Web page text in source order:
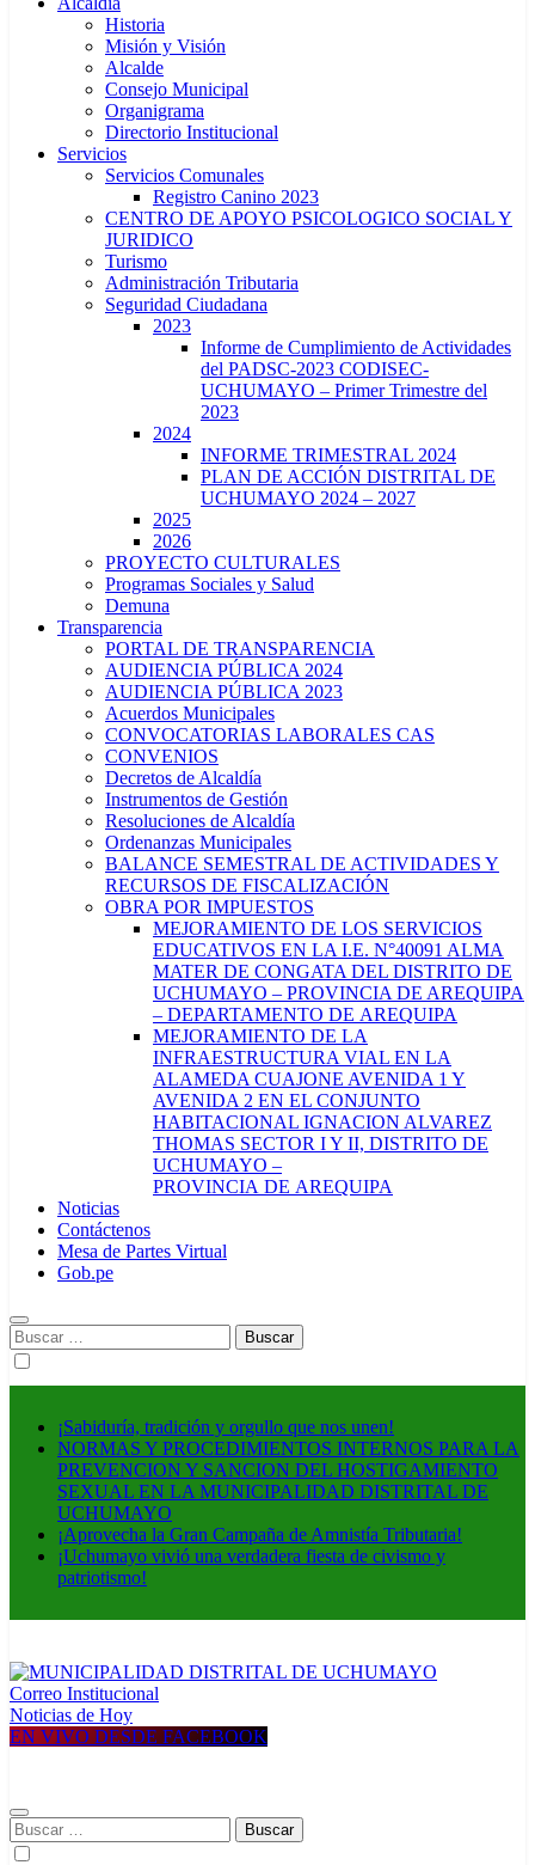
Historia
Misión y Visión
Alcalde
Consejo Municipal
Organigrama
Directorio Institucional
Servicios
Servicios Comunales
Registro Canino 2023
CENTRO DE APOYO PSICOLOGICO SOCIAL Y
JURIDICO
Turismo
Administración Tributaria
Seguridad Ciudadana
2023
Informe de Cumplimiento de Actividades
del PADSC-2023 CODISEC-
UCHUMAYO – Primer Trimestre del
2023
2024
INFORME TRIMESTRAL 2024
PLAN DE ACCIÓN DISTRITAL DE
UCHUMAYO 2024 – 2027
2025
2026
PROYECTO CULTURALES
Programas Sociales y Salud
Demuna
Transparencia
PORTAL DE TRANSPARENCIA
AUDIENCIA PÚBLICA 2024
AUDIENCIA PÚBLICA 2023
Acuerdos Municipales
CONVOCATORIAS LABORALES CAS
CONVENIOS
Decretos de Alcaldía
Instrumentos de Gestión
Resoluciones de Alcaldía
Ordenanzas Municipales
BALANCE SEMESTRAL DE ACTIVIDADES Y
RECURSOS DE FISCALIZACIÓN
OBRA POR IMPUESTOS
MEJORAMIENTO DE LOS SERVICIOS
EDUCATIVOS EN LA I.E. N°40091 ALMA
MATER DE CONGATA DEL DISTRITO DE
UCHUMAYO – PROVINCIA DE AREQUIPA
– DEPARTAMENTO DE AREQUIPA
MEJORAMIENTO DE LA
INFRAESTRUCTURA VIAL EN LA
ALAMEDA CUAJONE AVENIDA 1 Y
AVENIDA 2 EN EL CONJUNTO
HABITACIONAL IGNACION ALVAREZ
THOMAS SECTOR I Y II, DISTRITO DE
UCHUMAYO –
PROVINCIA DE AREQUIPA
Noticias
Contáctenos
Mesa de Partes Virtual
Gob.pe
Buscar:
¡Sabiduría, tradición y orgullo que nos unen!
NORMAS Y PROCEDIMIENTOS INTERNOS PARA LA
PREVENCION Y SANCION DEL HOSTIGAMIENTO
SEXUAL EN LA MUNICIPALIDAD DISTRITAL DE
UCHUMAYO
¡Aprovecha la Gran Campaña de Amnistía Tributaria!
¡Uchumayo vivió una verdadera fiesta de civismo y
patriotismo!
MUNICIPALIDAD DISTRITAL DE UCHUMAYO
Construyendo una nueva Historia
Correo Institucional
Noticias de Hoy
EN VIVO DESDE FACEBOOK
Buscar: